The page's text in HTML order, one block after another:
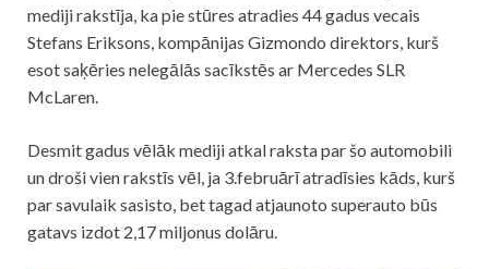
mediji rakstīja, ka pie stūres atradies 44 gadus vecais
Stefans Eriksons, kompānijas Gizmondo direktors, kurš
esot saķēries nelegālās sacīkstēs ar Mercedes SLR
McLaren.
Desmit gadus vēlāk mediji atkal raksta par šo automobili
un droši vien rakstīs vēl, ja 3.februārī atradīsies kāds, kurš
par savulaik sasisto, bet tagad atjaunoto superauto būs
gatavs izdot 2,17 miljonus dolāru.